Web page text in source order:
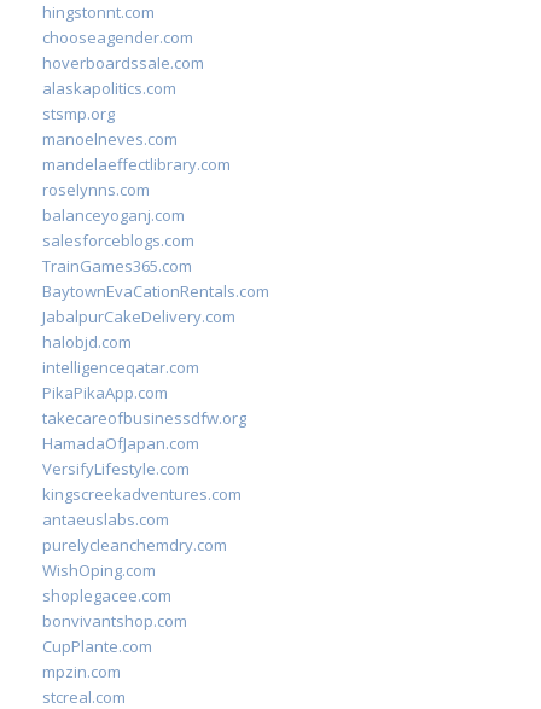
hingstonnt.com
chooseagender.com
hoverboardssale.com
alaskapolitics.com
stsmp.org
manoelneves.com
mandelaeffectlibrary.com
roselynns.com
balanceyoganj.com
salesforceblogs.com
TrainGames365.com
BaytownEvaCationRentals.com
JabalpurCakeDelivery.com
halobjd.com
intelligenceqatar.com
PikaPikaApp.com
takecareofbusinessdfw.org
HamadaOfJapan.com
VersifyLifestyle.com
kingscreekadventures.com
antaeuslabs.com
purelycleanchemdry.com
WishOping.com
shoplegacee.com
bonvivantshop.com
CupPlante.com
mpzin.com
stcreal.com